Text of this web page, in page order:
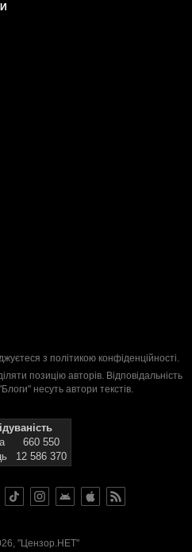
з політикою конфіденційності.
позицію авторів. Відповідальність
несуть автори текстів.
660 550
12 586 370
"Цензор.НЕТ"